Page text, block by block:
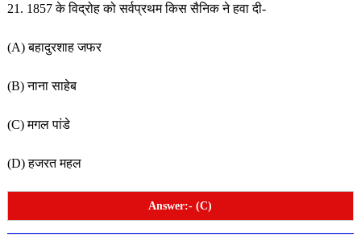
21. 1857 के विद्रोह को सर्वप्रथम किस सैनिक ने हवा दी-
(A) बहादुरशाह जफर
(B) नाना साहेब
(C) मगल पांडे
(D) हजरत महल
Answer:- (C)